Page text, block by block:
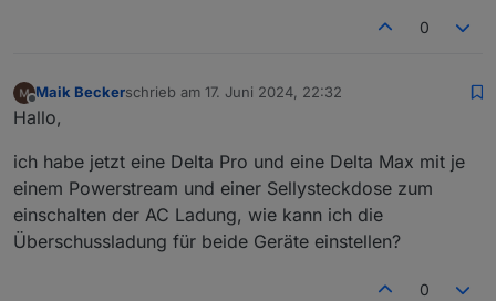
0
Offline
Maik Beckerschrieb am 17. Juni 2024, 22:32
zuletzt editiert von
Hallo,
ich habe jetzt eine Delta Pro und eine Delta Max mit je
einem Powerstream und einer Sellysteckdose zum
einschalten der AC Ladung, wie kann ich die
Überschussladung für beide Geräte einstellen?
0